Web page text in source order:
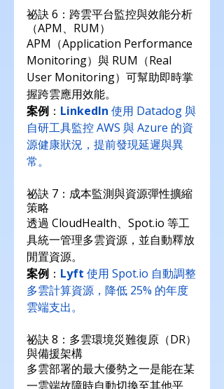
祕訣 6：跨雲平台監控與效能分析
（APM、RUM）
APM（Application Performance
Monitoring）與 RUM（Real
User Monitoring）可幫助即時掌
握跨雲應用效能。
案例 ： LinkedIn 使用 Datadog 與
自研工具監控 AWS 與 Azure 的資
源健康狀況，提前發現延遲與異
常。
祕訣 7：成本監測與資源彈性擴縮
策略
透過 CloudHealth、Spot.io 等工
具統一管理多雲資源，並自動釋放
閒置資源。
案例 ： Lyft 使用 Spot.io 自動調整
多雲計算資源，降低 25% 的年度
雲端支出。
祕訣 8：多雲環境災難復原（DR）
與備援架構
多雲部署的最大優勢之一是能在某
一雲端故障時自動切換至其他平